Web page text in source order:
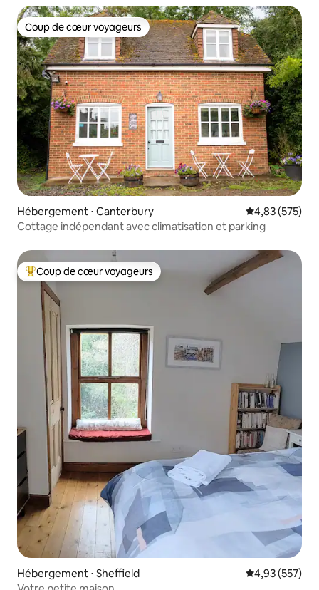
Coup de cœur voyageurs
Coup de cœur voyageurs
Hébergement ⋅ Canterbury Évaluation
4,83 (575)
Cottage indépendant avec climatisation et parking
Coups de cœur voyageurs les plus appréciés
Coup de cœur voyageurs
Hébergement ⋅ Sheffield Évaluation
4,93 (557)